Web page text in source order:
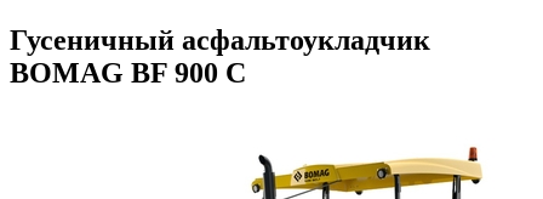
Гусеничный асфальтоукладчик
BOMAG BF 900 C